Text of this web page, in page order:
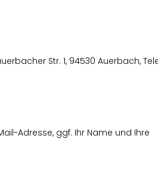
Str. 1, 94530 Auerbach,
Adresse, ggf. Ihr Name und Ihre